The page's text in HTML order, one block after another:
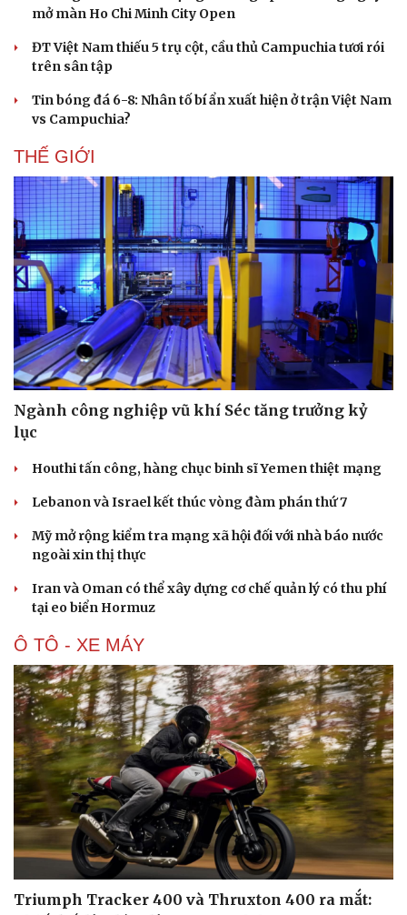
Du lịch
Tư vấn
Săn Tour
check-in
Podcast
Câu chuyện thời sự
Đọc truyện đêm khuya
Cửa sổ tình yêu
Kể chuyện cho bé
Hạt giống tâm hồn
mở màn Ho Chi Minh City Open
ĐT Việt Nam thiếu 5 trụ cột, cầu thủ Campuchia tươi rói
trên sân tập
Tin bóng đá 6-8: Nhân tố bí ẩn xuất hiện ở trận Việt Nam
vs Campuchia?
THẾ GIỚI
Ngành công nghiệp vũ khí Séc tăng trưởng kỷ
lục
Houthi tấn công, hàng chục binh sĩ Yemen thiệt mạng
Lebanon và Israel kết thúc vòng đàm phán thứ 7
Mỹ mở rộng kiểm tra mạng xã hội đối với nhà báo nước
ngoài xin thị thực
Iran và Oman có thể xây dựng cơ chế quản lý có thu phí
tại eo biển Hormuz
Ô TÔ - XE MÁY
Triumph Tracker 400 và Thruxton 400 ra mắt: